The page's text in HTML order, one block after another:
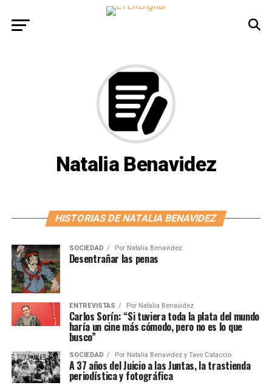
Natalia Benavidez
HISTORIAS DE NATALIA BENAVIDEZ
SOCIEDAD Por Natalia Benavidez
Desentrañar las penas
ENTREVISTAS Por Natalia Benavidez
Carlos Sorín: “Si tuviera toda la plata del mundo
haría un cine más cómodo, pero no es lo que
busco”
SOCIEDAD Por Natalia Benavidez y Tavo Cataccio
A 37 años del Juicio a las Juntas, la trastienda
periodística y fotográfica